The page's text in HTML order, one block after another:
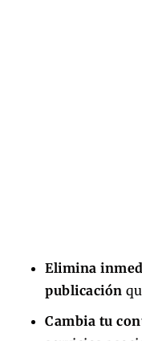
Elimina
publicación
Cambia tu